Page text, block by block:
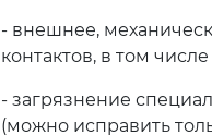
- внешнее,
контактов, в том
- загрязнение
(можно исправить